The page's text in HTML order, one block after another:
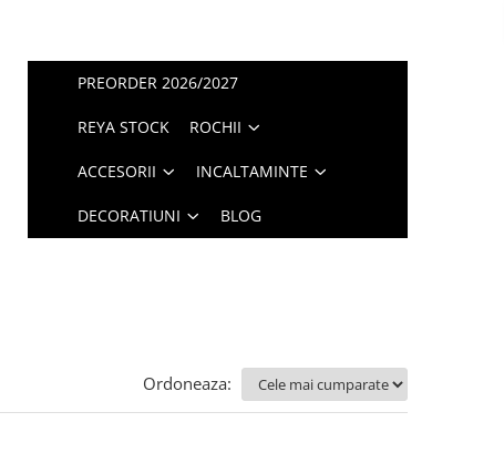
PREORDER 2026/2027
REYA STOCK ROCHII
ACCESORII INCALTAMINTE
DECORATIUNI BLOG
Ordoneaza: